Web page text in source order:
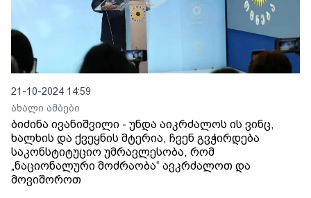
21-10-2024 14:59
ახალი ამბები
ბიძინა ივანიშვილი - უნდა აიკრძალოს ის ვინც,
ხალხის და ქვეყნის მტერია, ჩვენ გვჭირდება
საკონსტიტუციო უმრავლესობა, რომ
„ნაციონალური მოძრაობა“ ავკრძალოთ და
მოვიშოროთ